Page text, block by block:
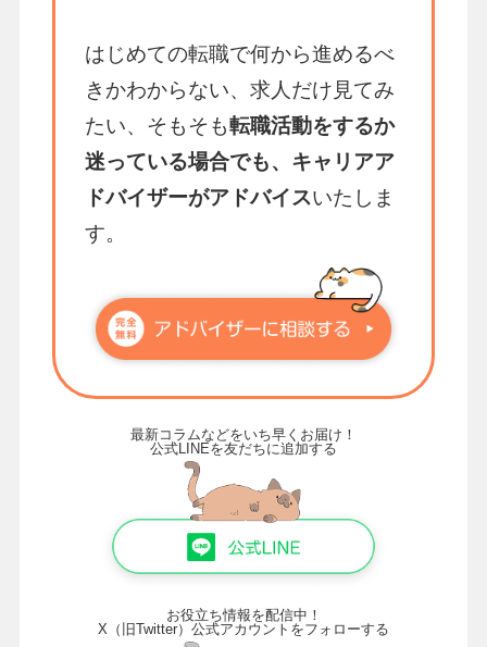
はじめての転職で何から進めるべ
きかわからない、求人だけ見てみ
たい、そもそも転職活動をするか
迷っている場合でも、キャリアア
ドバイザーがアドバイスいたしま
す。
最新コラムなどをいち早くお届け！
公式LINEを友だちに追加する
お役立ち情報を配信中！
X（旧Twitter）公式アカウントをフォローする